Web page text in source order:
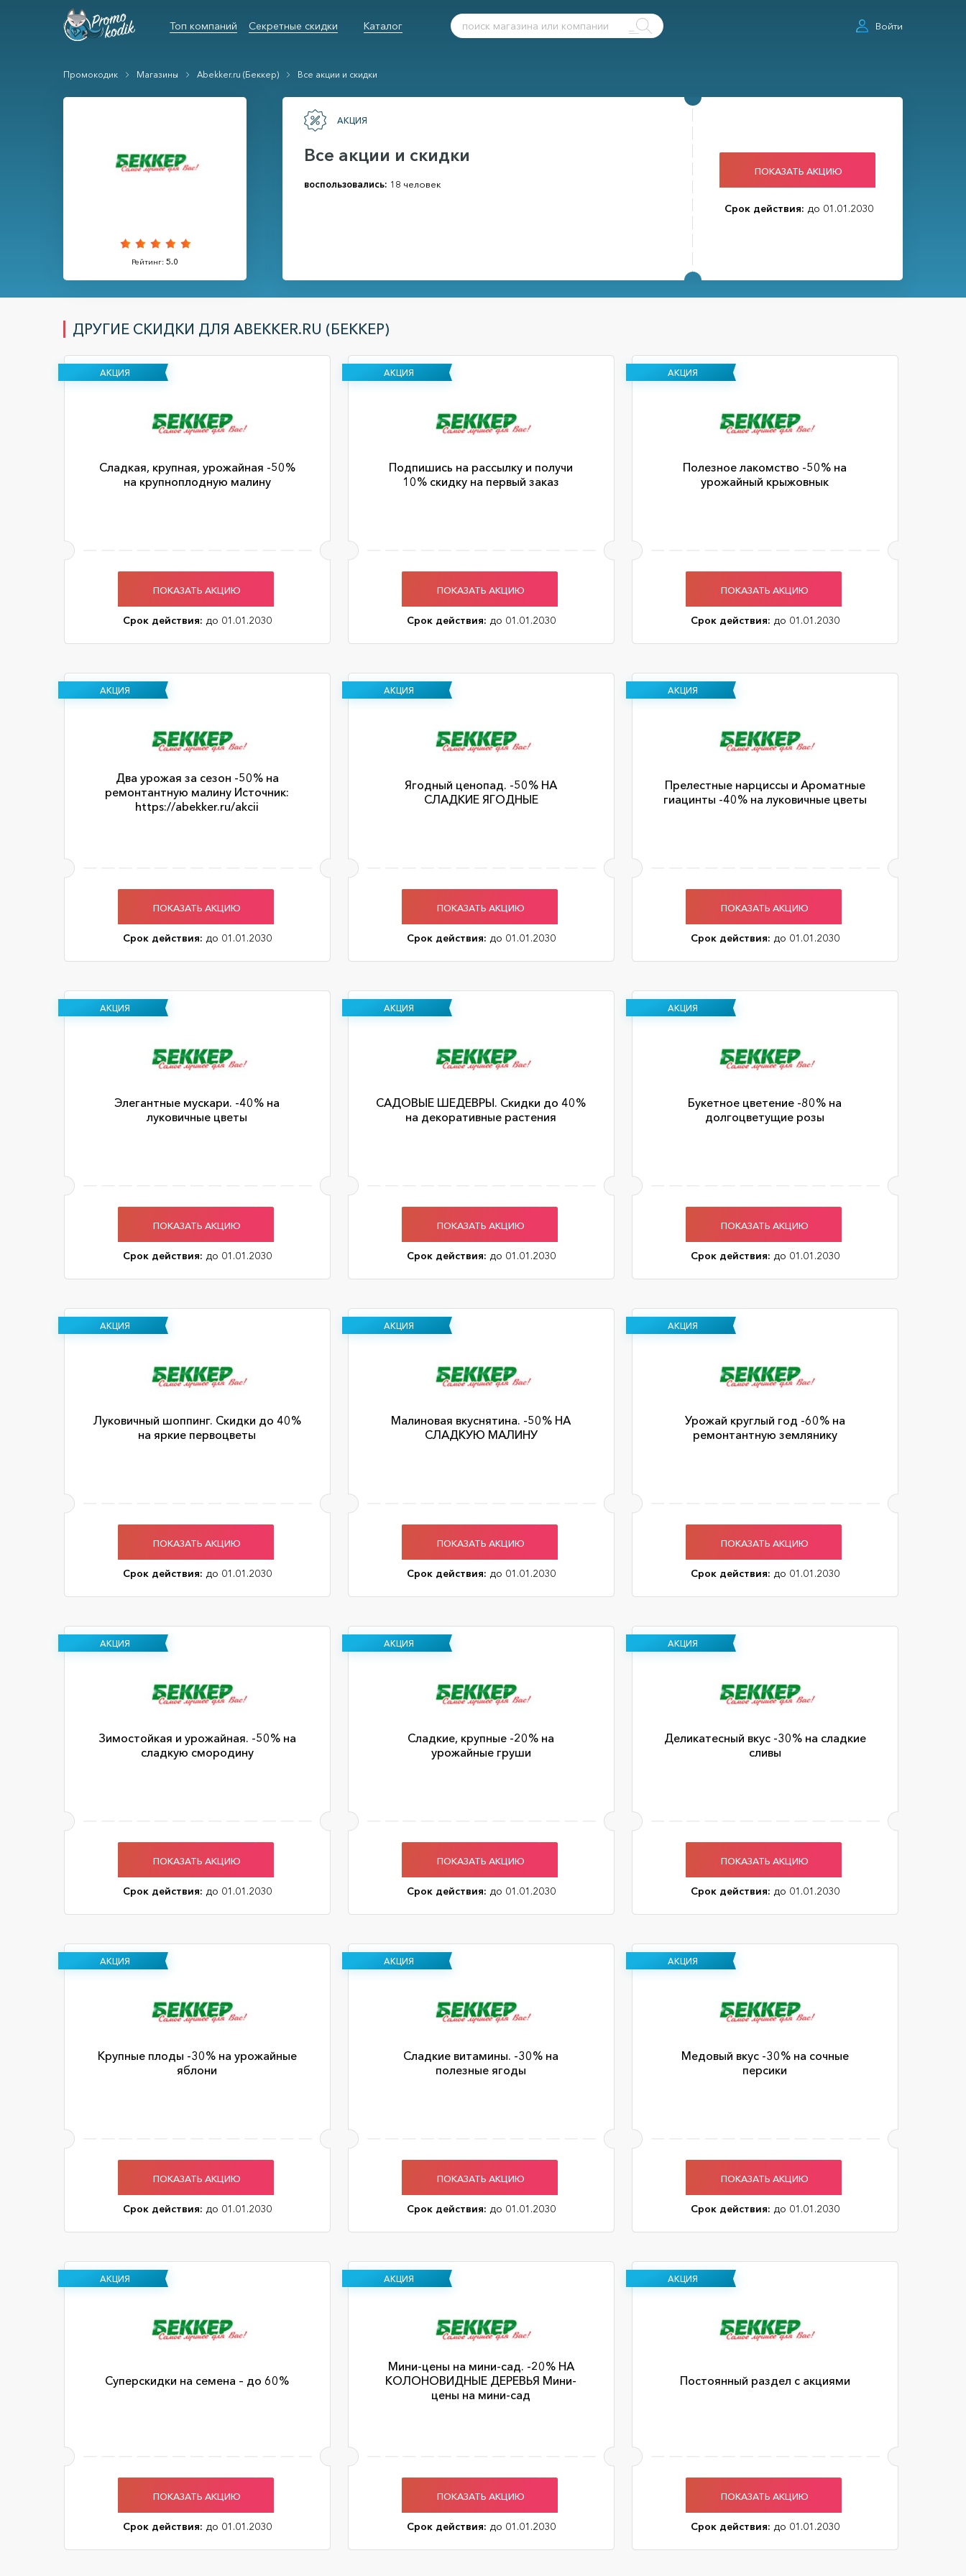
Топ компаний Секретные скидки Каталог Войти
Промокодик Магазины Abekker.ru (Беккер) Все акции и скидки
Рейтинг: 5.0
АКЦИЯ
Все акции и скидки
воспользовались: 18 человек
ПОКАЗАТЬ АКЦИЮ
Срок действия: до 01.01.2030
ДРУГИЕ СКИДКИ ДЛЯ ABEKKER.RU (БЕККЕР)
АКЦИЯ
Сладкая, крупная, урожайная -50%
на крупноплодную малину
ПОКАЗАТЬ АКЦИЮ
Срок действия: до 01.01.2030
АКЦИЯ
Подпишись на рассылку и получи
10% скидку на первый заказ
ПОКАЗАТЬ АКЦИЮ
Срок действия: до 01.01.2030
АКЦИЯ
Полезное лакомство -50% на
урожайный крыжовнык
ПОКАЗАТЬ АКЦИЮ
Срок действия: до 01.01.2030
АКЦИЯ
Два урожая за сезон -50% на
ремонтантную малину Источник:
https://abekker.ru/akcii
ПОКАЗАТЬ АКЦИЮ
Срок действия: до 01.01.2030
АКЦИЯ
Ягодный ценопад. -50% НА
СЛАДКИЕ ЯГОДНЫЕ
ПОКАЗАТЬ АКЦИЮ
Срок действия: до 01.01.2030
АКЦИЯ
Прелестные нарциссы и Ароматные
гиацинты -40% на луковичные цветы
ПОКАЗАТЬ АКЦИЮ
Срок действия: до 01.01.2030
АКЦИЯ
Элегантные мускари. -40% на
луковичные цветы
ПОКАЗАТЬ АКЦИЮ
Срок действия: до 01.01.2030
АКЦИЯ
САДОВЫЕ ШЕДЕВРЫ. Скидки до 40%
на декоративные растения
ПОКАЗАТЬ АКЦИЮ
Срок действия: до 01.01.2030
АКЦИЯ
Букетное цветение -80% на
долгоцветущие розы
ПОКАЗАТЬ АКЦИЮ
Срок действия: до 01.01.2030
АКЦИЯ
Луковичный шоппинг. Скидки до 40%
на яркие первоцветы
ПОКАЗАТЬ АКЦИЮ
Срок действия: до 01.01.2030
АКЦИЯ
Малиновая вкуснятина. -50% НА
СЛАДКУЮ МАЛИНУ
ПОКАЗАТЬ АКЦИЮ
Срок действия: до 01.01.2030
АКЦИЯ
Урожай круглый год -60% на
ремонтантную землянику
ПОКАЗАТЬ АКЦИЮ
Срок действия: до 01.01.2030
АКЦИЯ
Зимостойкая и урожайная. -50% на
сладкую смородину
ПОКАЗАТЬ АКЦИЮ
Срок действия: до 01.01.2030
АКЦИЯ
Сладкие, крупные -20% на
урожайные груши
ПОКАЗАТЬ АКЦИЮ
Срок действия: до 01.01.2030
АКЦИЯ
Деликатесный вкус -30% на сладкие
сливы
ПОКАЗАТЬ АКЦИЮ
Срок действия: до 01.01.2030
АКЦИЯ
Крупные плоды -30% на урожайные
яблони
ПОКАЗАТЬ АКЦИЮ
Срок действия: до 01.01.2030
АКЦИЯ
Сладкие витамины. -30% на
полезные ягоды
ПОКАЗАТЬ АКЦИЮ
Срок действия: до 01.01.2030
АКЦИЯ
Медовый вкус -30% на сочные
персики
ПОКАЗАТЬ АКЦИЮ
Срок действия: до 01.01.2030
АКЦИЯ
Суперскидки на семена – до 60%
ПОКАЗАТЬ АКЦИЮ
Срок действия: до 01.01.2030
АКЦИЯ
Мини-цены на мини-сад. -20% НА
КОЛОНОВИДНЫЕ ДЕРЕВЬЯ Мини-
цены на мини-сад
ПОКАЗАТЬ АКЦИЮ
Срок действия: до 01.01.2030
АКЦИЯ
Постоянный раздел с акциями
ПОКАЗАТЬ АКЦИЮ
Срок действия: до 01.01.2030